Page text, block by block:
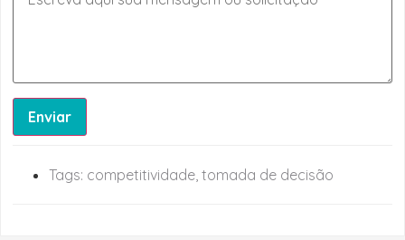
Enviar
Tags: competitividade ,tomada de decisão